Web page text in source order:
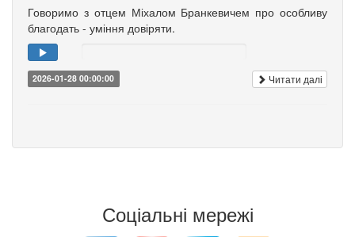
Говоримо з отцем Міхалом Бранкевичем про особливу
благодать - уміння довіряти.
2026-01-28 00:00:00 Читати далі
Соціальні мережі